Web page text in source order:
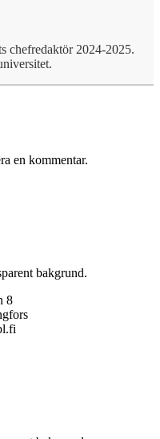
chefredaktör 2024-2025.
en kommentar.
8